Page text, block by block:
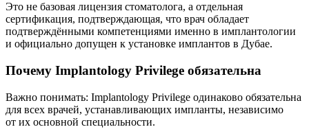
Это не базовая лицензия стоматолога, а отдельная
сертификация, подтверждающая, что врач обладает
подтверждёнными компетенциями именно в имплантологии
и официально допущен к установке имплантов в Дубае.
Почему Implantology Privilege обязательна
Важно понимать: Implantology Privilege одинаково обязательна
для всех врачей, устанавливающих импланты, независимо
от их основной специальности.